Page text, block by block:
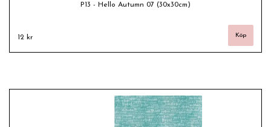
P13 - Hello Autumn 07 (30x30cm)
12 kr